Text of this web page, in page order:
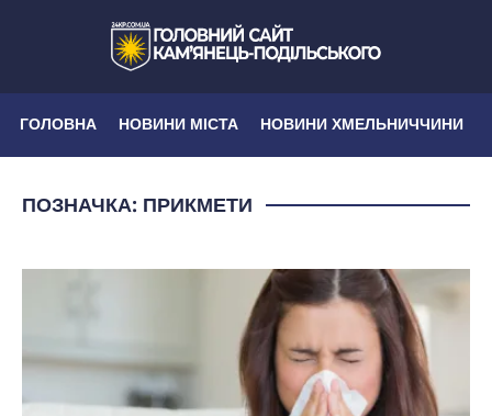
ГОЛОВНА НОВИНИ МІСТА НОВИНИ ХМЕЛЬНИЧЧИНИ
ПОЗНАЧКА: ПРИКМЕТИ